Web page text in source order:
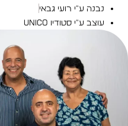
נבנה ע"י רועי גבאי
עוצב ע"י סטודיו UNICO